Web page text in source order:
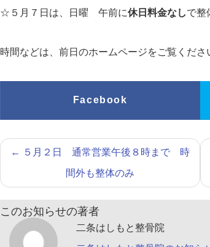
☆５月７日は、日曜 午前に休日料金なしで整
時間などは、前日のホームページをご覧くださ
Facebook
←
５月２日 通常営業午後８時まで 時
間外も整体のみ
このお知らせの著者
二条はしもと整骨院